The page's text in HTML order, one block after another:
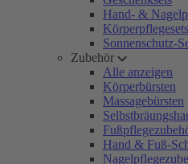
Hand- &
Körperpflegesets
Sonnenschutz-
Zubehör
Alle anzeigen
Körperbürsten
Massagebürsten
Hand & Fuß-